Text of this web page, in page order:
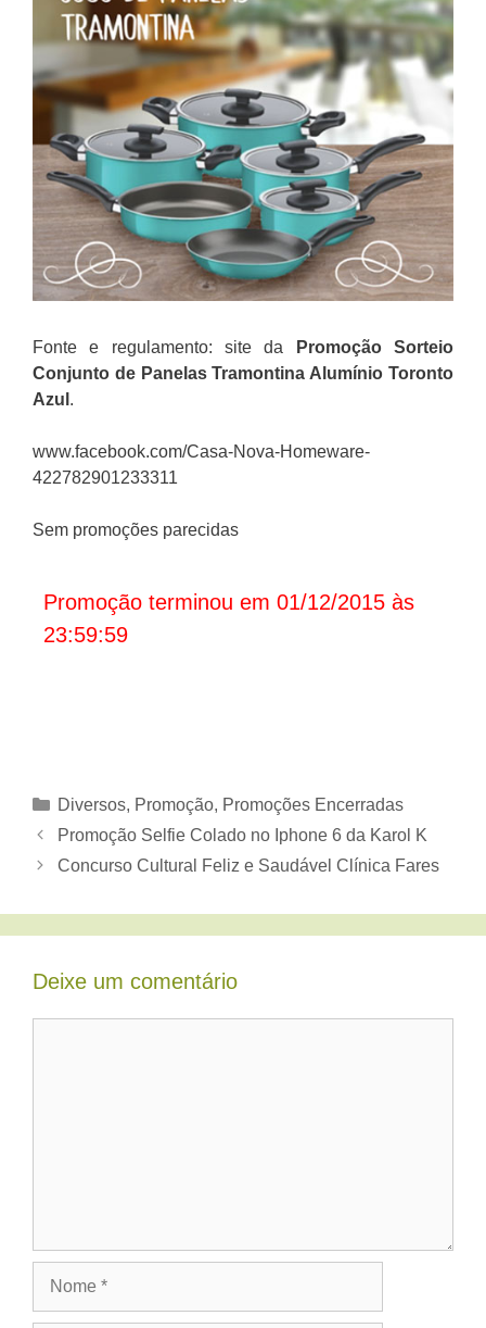
Fonte e regulamento: site da
Promoção Sorteio
Conjunto de Panelas Tramontina Alumínio Toronto
Azul .
www.facebook.com/Casa-Nova-Homeware-
422782901233311
Sem promoções parecidas
Promoção terminou em 01/12/2015 às
23:59:59
Categorias
Diversos, Promoção, Promoções Encerradas
Promoção Selfie Colado no Iphone 6 da Karol K
Concurso Cultural Feliz e Saudável Clínica Fares
Deixe um comentário